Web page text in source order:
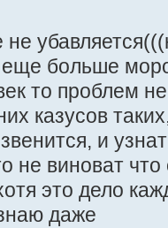
больше
то проблем
казусов
и
не виноват
это дело
даже